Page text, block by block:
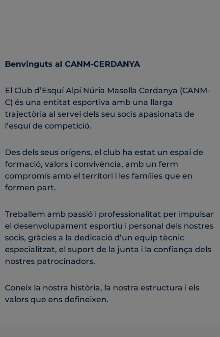
Benvinguts al CANM-CERDANYA
El Club d’Esquí Alpí Núria Masella Cerdanya (CANM-
C) és una entitat esportiva amb una llarga
trajectòria al servei dels seu socis apasionats de
l’esquí de competició.
Des dels seus orígens, el club ha estat un espai de
formació, valors i convivència, amb un ferm
compromís amb el territori i les famílies que en
formen part.
Treballem amb passió i professionalitat per impulsar
el desenvolupament esportiu i personal dels nostres
socis, gràcies a la dedicació d’un equip tècnic
especialitzat, el suport de la junta i la confiança dels
nostres patrocinadors.
Coneix la nostra història, la nostra estructura i els
valors que ens defineixen.